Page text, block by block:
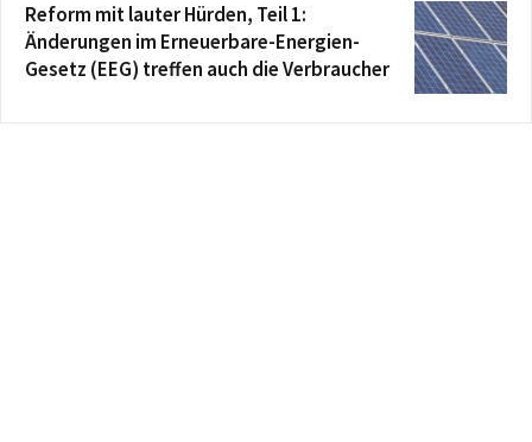
Reform mit lauter Hürden, Teil 1:
Änderungen im Erneuerbare-Energien-
Gesetz (EEG) treffen auch die Verbraucher